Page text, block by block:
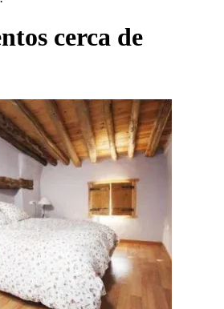
cerca de